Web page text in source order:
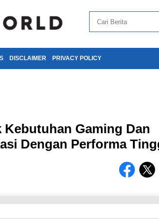
DISCLAIMER PRIVACY POLICY
Gaming Dan
Dengan Performa